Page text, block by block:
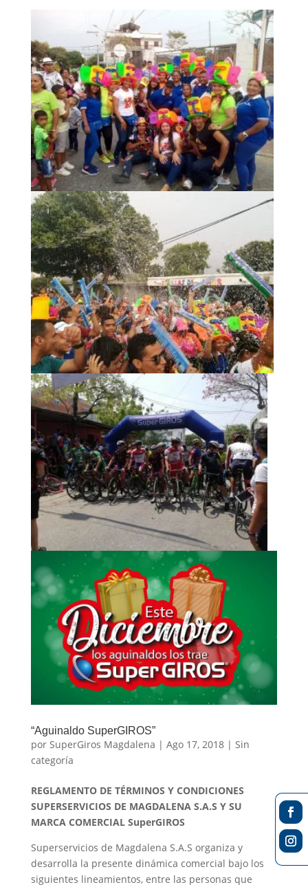
“Aguinaldo SuperGIROS”
por SuperGiros Magdalena | Ago 17, 2018| Sin
categoría
REGLAMENTO DE TÉRMINOS Y CONDICIONES
SUPERSERVICIOS DE MAGDALENA S.A.S Y SU
MARCA COMERCIAL SuperGIROS
Superservicios de Magdalena S.A.S organiza y
desarrolla la presente dinámica comercial bajo los
siguientes lineamientos, entre las personas que